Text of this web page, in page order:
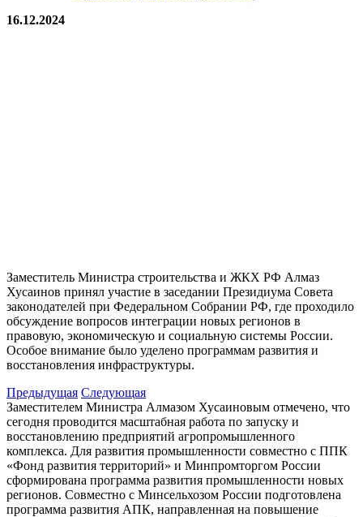
16.12.2024
Заместитель Министра строительства и ЖКХ РФ Алмаз
Хусаинов принял участие в заседании Президиума Совета
законодателей при Федеральном Собрании РФ, где проходило
обсуждение вопросов интеграции новых регионов в
правовую, экономическую и социальную системы России.
Особое внимание было уделено программам развития и
восстановления инфраструктуры.
Предыдущая Следующая
Заместителем Министра Алмазом Хусаиновым отмечено, что
сегодня проводится масштабная работа по запуску и
восстановлению предприятий агропромышленного
комплекса. Для развития промышленности совместно с ППК
«Фонд развития территорий» и Минпромторгом России
сформирована программа развития промышленности новых
регионов. Совместно с Минсельхозом России подготовлена
программа развития АПК, направленная на повышение